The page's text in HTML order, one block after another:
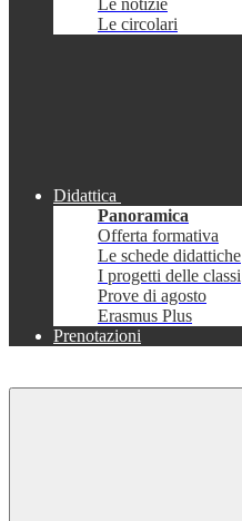
Le notizie
Le circolari
Didattica
Panoramica
Offerta formativa
Le schede didattiche
I progetti delle classi
Prove di agosto
Erasmus Plus
Prenotazioni